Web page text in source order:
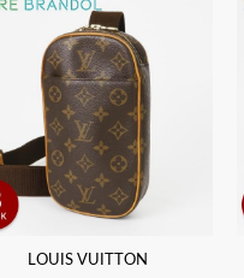
LOUIS VUITTON